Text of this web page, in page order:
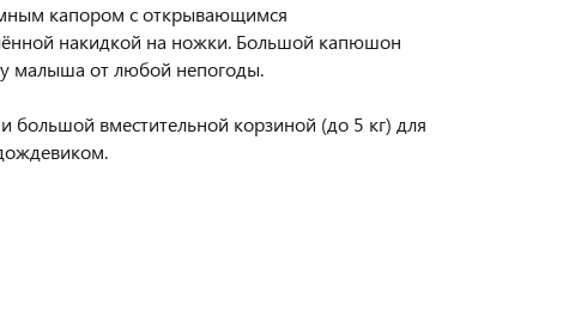
капором с открывающимся
накидкой на ножки. Большой капюшон
малыша от любой непогоды.
большой вместительной корзиной (до 5 кг) для